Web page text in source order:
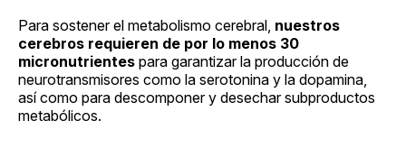
Para sostener el metabolismo cerebral, nuestros
cerebros requieren de por lo menos 30
micronutrientes para garantizar la producción de
neurotransmisores como la serotonina y la dopamina,
así como para descomponer y desechar subproductos
metabólicos.